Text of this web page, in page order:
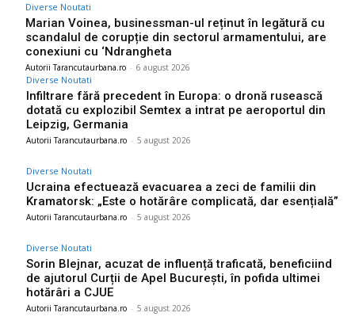
Diverse Noutati
Marian Voinea, businessman-ul reținut în legătură cu
scandalul de corupție din sectorul armamentului, are
conexiuni cu ‘Ndrangheta
Autorii Tarancutaurbana.ro - 6 august 2026
Diverse Noutati
Infiltrare fără precedent în Europa: o dronă rusească
dotată cu explozibil Semtex a intrat pe aeroportul din
Leipzig, Germania
Autorii Tarancutaurbana.ro - 5 august 2026
Diverse Noutati
Ucraina efectuează evacuarea a zeci de familii din
Kramatorsk: „Este o hotărâre complicată, dar esențială”
Autorii Tarancutaurbana.ro - 5 august 2026
Diverse Noutati
Sorin Blejnar, acuzat de influență traficată, beneficiind
de ajutorul Curții de Apel București, în pofida ultimei
hotărâri a CJUE
Autorii Tarancutaurbana.ro - 5 august 2026